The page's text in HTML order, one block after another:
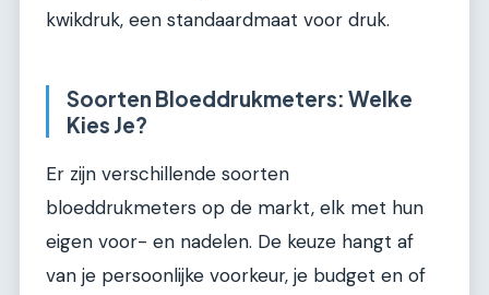
kwikdruk, een standaardmaat voor druk.
Soorten Bloeddrukmeters: Welke
Kies Je?
Er zijn verschillende soorten
bloeddrukmeters op de markt, elk met hun
eigen voor- en nadelen. De keuze hangt af
van je persoonlijke voorkeur, je budget en of